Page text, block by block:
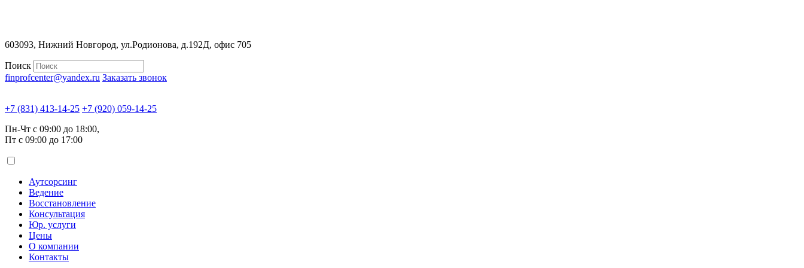
603093, Нижний Новгород, ул.Родионова, д.192Д, офис 705
Поиск
finprofcenter@yandex.ru Заказать звонок
+7 (831) 413-14-25 +7 (920) 059-14-25
Пн-Чт с 09:00 до 18:00,
Пт с 09:00 до 17:00
Аутсорсинг
Ведение
Восстановление
Консультация
Юр. услуги
Цены
О компании
Контакты